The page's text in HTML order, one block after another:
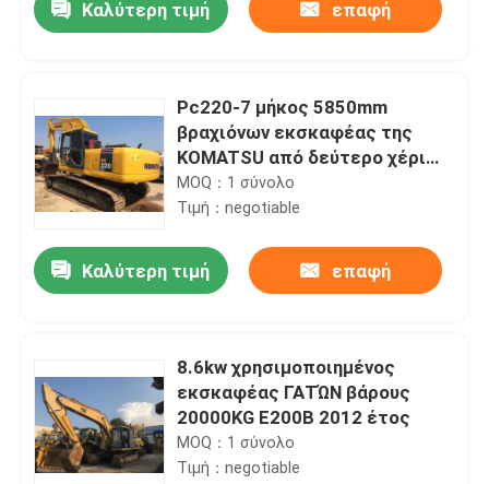
Σπίτι
Καλύτερη τιμή επαφή
Pc220-7 μήκος 5850mm
βραχιόνων εκσκαφέας της
KOMATSU από δεύτερο χέρι
χωρητικότητας 22
MOQ：1 σύνολο
Τιμή：negotiable
Καλύτερη τιμή επαφή
8.6kw χρησιμοποιημένος
εκσκαφέας ΓΑΤΏΝ βάρους
20000KG E200B 2012 έτος
MOQ：1 σύνολο
Τιμή：negotiable